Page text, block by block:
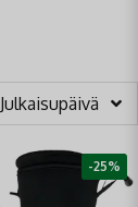
Julkaisupäivä
-25%